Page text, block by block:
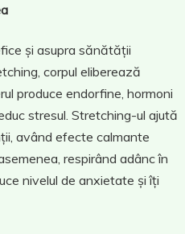
și asupra sănătății
corpul eliberează
produce endorfine, hormoni
stresul. Stretching-ul ajută
având efecte calmante
respirând adânc în
nivelul de anxietate și îți